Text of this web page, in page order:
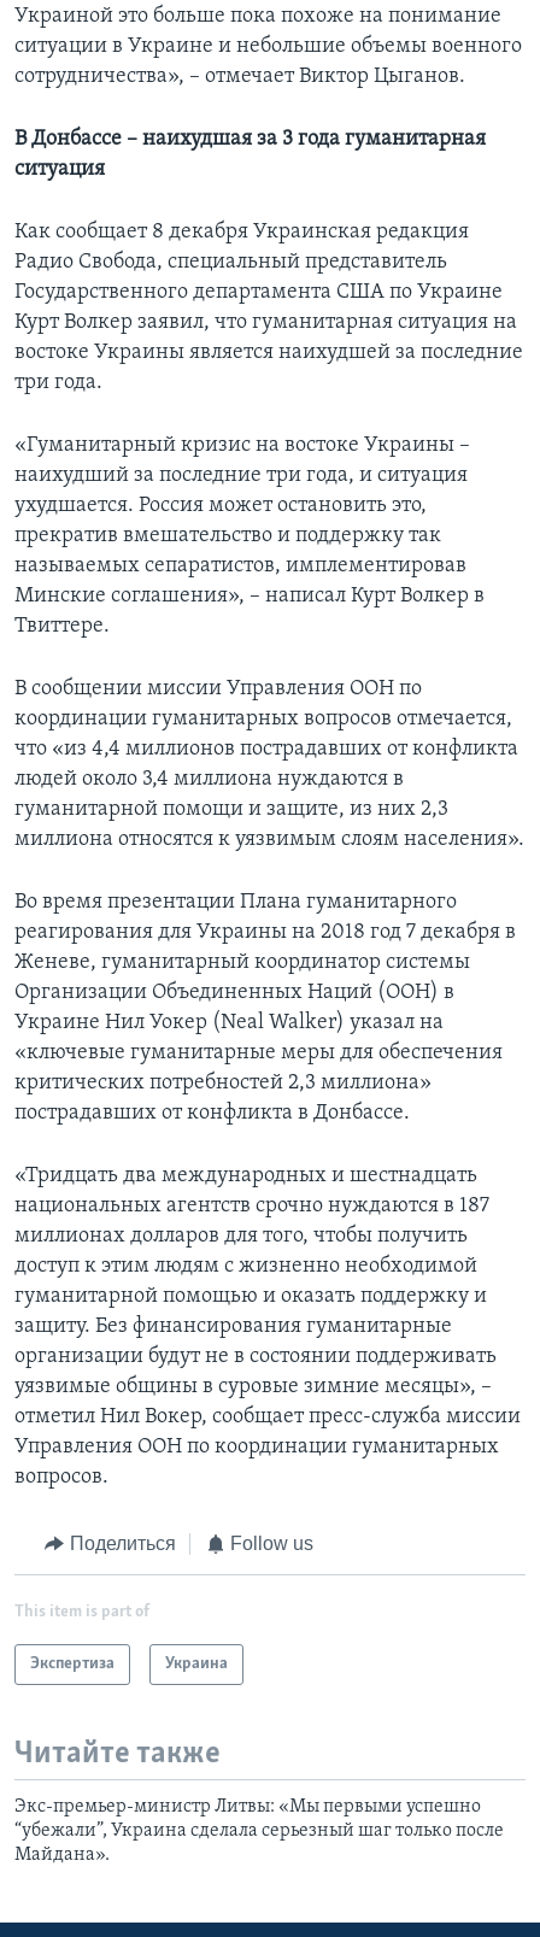
Украиной это больше пока похоже на понимание
ситуации в Украине и небольшие объемы военного
сотрудничества», – отмечает Виктор Цыганов.
В Донбассе – наихудшая за 3 года гуманитарная
ситуация
Как сообщает 8 декабря Украинская редакция
Радио Свобода, специальный представитель
Государственного департамента США по Украине
Курт Волкер заявил, что гуманитарная ситуация на
востоке Украины является наихудшей за последние
три года.
«Гуманитарный кризис на востоке Украины –
наихудший за последние три года, и ситуация
ухудшается. Россия может остановить это,
прекратив вмешательство и поддержку так
называемых сепаратистов, имплементировав
Минские соглашения», – написал Курт Волкер в
Твиттере.
В сообщении миссии Управления ООН по
координации гуманитарных вопросов отмечается,
что «из 4,4 миллионов пострадавших от конфликта
людей около 3,4 миллиона нуждаются в
гуманитарной помощи и защите, из них 2,3
миллиона относятся к уязвимым слоям населения».
Во время презентации Плана гуманитарного
реагирования для Украины на 2018 год 7 декабря в
Женеве, гуманитарный координатор системы
Организации Объединенных Наций (ООН) в
Украине Нил Уокер (Neal Walker) указал на
«ключевые гуманитарные меры для обеспечения
критических потребностей 2,3 миллиона»
пострадавших от конфликта в Донбассе.
«Тридцать два международных и шестнадцать
национальных агентств срочно нуждаются в 187
миллионах долларов для того, чтобы получить
доступ к этим людям с жизненно необходимой
гуманитарной помощью и оказать поддержку и
защиту. Без финансирования гуманитарные
организации будут не в состоянии поддерживать
уязвимые общины в суровые зимние месяцы», –
отметил Нил Вокер, сообщает пресс-служба миссии
Управления ООН по координации гуманитарных
вопросов.
Поделиться Follow us
This item is part of
Экспертиза Украина
Читайте также
Экс-премьер-министр Литвы: «Мы первыми успешно
“убежали”, Украина сделала серьезный шаг только после
Майдана».